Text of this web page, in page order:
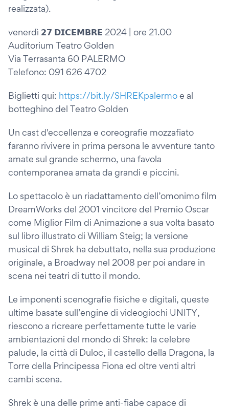
realizzata).
venerdì 𝟮𝟳 𝗗𝗜𝗖𝗘𝗠𝗕𝗥𝗘 2024 | ore 21.00
Auditorium Teatro Golden
Via Terrasanta 60 PALERMO
Telefono: 091 626 4702
Biglietti qui: https://bit.ly/SHREKpalermoe al
botteghino del Teatro Golden
Un cast d'eccellenza e coreografie mozzafiato
faranno rivivere in prima persona le avventure tanto
amate sul grande schermo, una favola
contemporanea amata da grandi e piccini.
Lo spettacolo è un riadattamento dell’omonimo film
DreamWorks del 2001 vincitore del Premio Oscar
come Miglior Film di Animazione a sua volta basato
sul libro illustrato di William Steig; la versione
musical di Shrek ha debuttato, nella sua produzione
originale, a Broadway nel 2008 per poi andare in
scena nei teatri di tutto il mondo.
Le imponenti scenografie fisiche e digitali, queste
ultime basate sull’engine di videogiochi UNITY,
riescono a ricreare perfettamente tutte le varie
ambientazioni del mondo di Shrek: la celebre
palude, la città di Duloc, il castello della Dragona, la
Torre della Principessa Fiona ed oltre venti altri
cambi scena.
Shrek è una delle prime anti-fiabe capace di